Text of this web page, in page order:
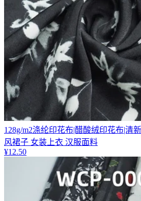
128g/m2涤纶印花布|醋酸绒印花布|清
风裙子 女装上衣 汉服面料
¥12.50